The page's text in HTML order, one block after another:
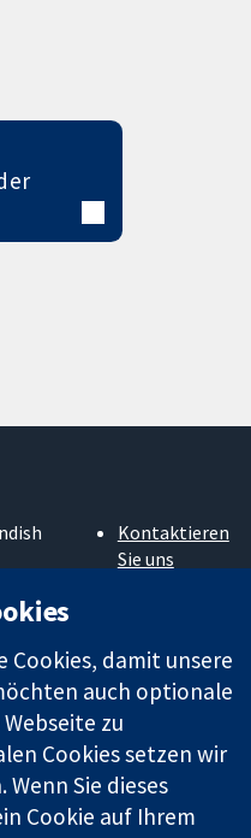
Kontaktieren
Sie uns
Cochrane
Library
gemeinützige Organisation
Cookies, damit unsere
auch optionale
zu
Cookies setzen wir
Wenn Sie dieses
Cookie auf Ihrem